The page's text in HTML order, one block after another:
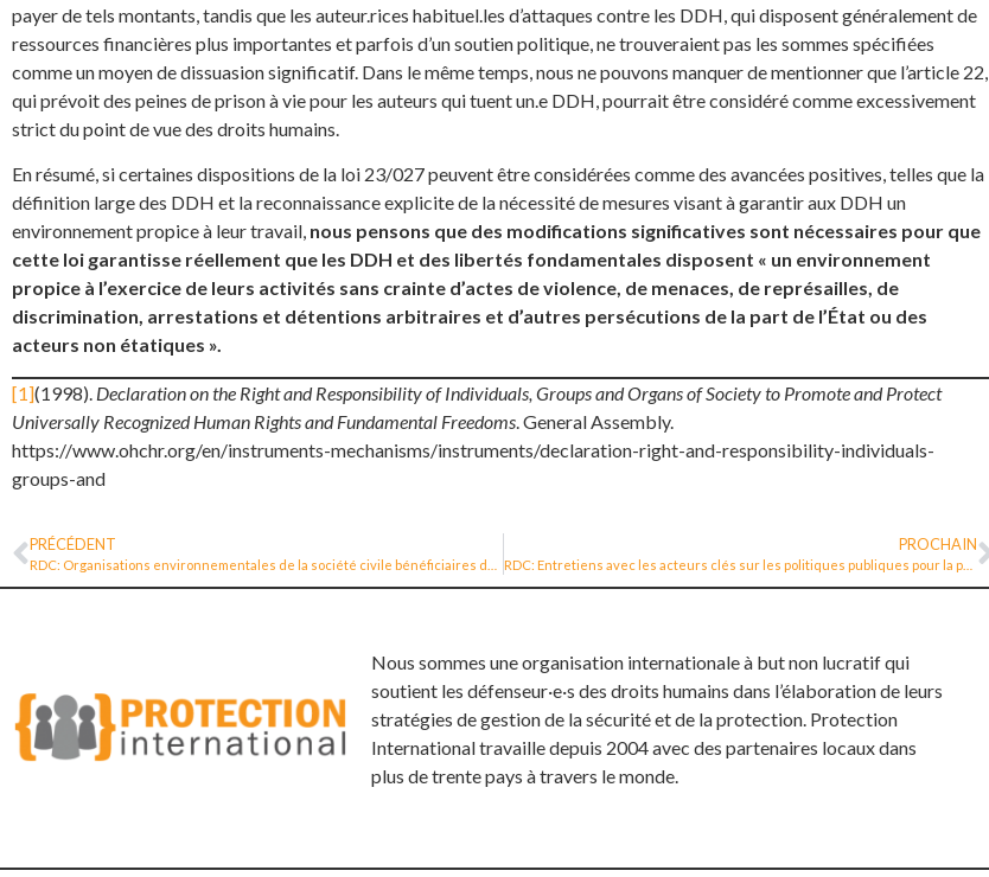
payer de tels montants, tandis que les auteur.rices habituel.les d’attaques contre les DDH, qui disposent généralement de
ressources financières plus importantes et parfois d’un soutien politique, ne trouveraient pas les sommes spécifiées
comme un moyen de dissuasion significatif. Dans le même temps, nous ne pouvons manquer de mentionner que l’article 22,
qui prévoit des peines de prison à vie pour les auteurs qui tuent un.e DDH, pourrait être considéré comme excessivement
strict du point de vue des droits humains.
En résumé, si certaines dispositions de la loi 23/027 peuvent être considérées comme des avancées positives, telles que la
définition large des DDH et la reconnaissance explicite de la nécessité de mesures visant à garantir aux DDH un
environnement propice à leur travail, nous pensons que des modifications significatives sont nécessaires pour que
cette loi garantisse réellement que les DDH et des libertés fondamentales disposent « un environnement
propice à l’exercice de leurs activités sans crainte d’actes de violence, de menaces, de représailles, de
discrimination, arrestations et détentions arbitraires et d’autres persécutions de la part de l’État ou des
acteurs non étatiques ».
[1](1998). Declaration on the Right and Responsibility of Individuals, Groups and Organs of Society to Promote and Protect
Universally Recognized Human Rights and Fundamental Freedoms. General Assembly.
https://www.ohchr.org/en/instruments-mechanisms/instruments/declaration-right-and-responsibility-individuals-
groups-and
PRÉCÉDENT PROCHAIN
RDC: Entretiens avec les acteurs clés sur les politiques publiques pour la protection des défenseur.e.s des droits humains en Afrique. Olivier Ndoole
Nous sommes une organisation internationale à but non lucratif qui
soutient les défenseur·e·s des droits humains dans l’élaboration de leurs
stratégies de gestion de la sécurité et de la protection. Protection
International travaille depuis 2004 avec des partenaires locaux dans
plus de trente pays à travers le monde.